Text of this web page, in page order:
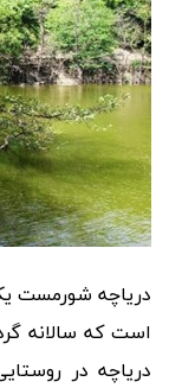
دریاچه شورمست
است که سالانه
دریاچه در